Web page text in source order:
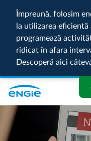
Împreună, folosim
la utilizarea
programează
ridicat în afara
Descoperă aici